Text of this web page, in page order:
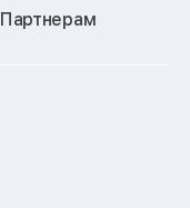
Партнерам